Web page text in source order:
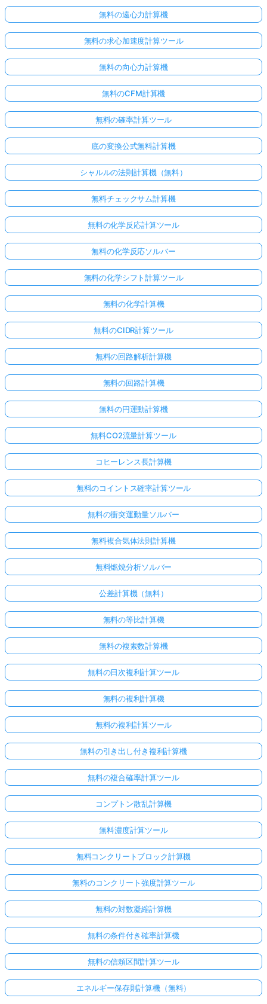
無料の遠心力計算機
無料の求心加速度計算ツール
無料の向心力計算機
無料のCFM計算機
無料の確率計算ツール
底の変換公式無料計算機
シャルルの法則計算機（無料）
無料チェックサム計算機
無料の化学反応計算ツール
無料の化学反応ソルバー
無料の化学シフト計算ツール
無料の化学計算機
無料のCIDR計算ツール
無料の回路解析計算機
無料の回路計算機
無料の円運動計算機
無料CO2流量計算ツール
コヒーレンス長計算機
無料のコイントス確率計算ツール
無料の衝突運動量ソルバー
無料複合気体法則計算機
無料燃焼分析ソルバー
公差計算機（無料）
無料の等比計算機
無料の複素数計算機
無料の日次複利計算ツール
無料の複利計算機
無料の複利計算ツール
無料の引き出し付き複利計算機
無料の複合確率計算ツール
コンプトン散乱計算機
無料濃度計算ツール
無料コンクリートブロック計算機
無料のコンクリート強度計算ツール
無料の対数凝縮計算機
無料の条件付き確率計算機
無料の信頼区間計算ツール
エネルギー保存則計算機（無料）